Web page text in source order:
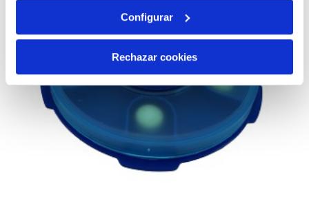
Configurar
Rechazar cookies